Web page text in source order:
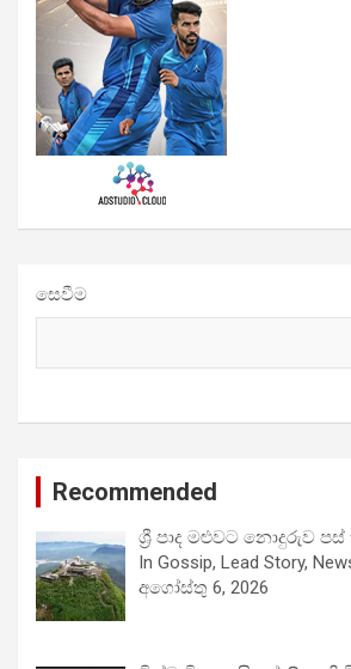
සෙවීම
Recommended
ශ්‍රී පාද මළුවට නොදුරුව
In Gossip, Lead Story,
අගෝස්තු 6, 2026